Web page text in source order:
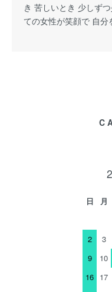
き 苦しいとき 少しず
ての女性が笑顔で 自分
日 月
2
3
9
10
16 17